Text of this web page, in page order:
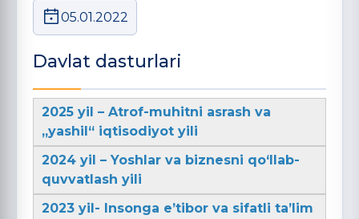
05.01.2022
Davlat dasturlari
2025 yil – Atrof-muhitni asrash va
„yashil“ iqtisodiyot yili
2024 yil – Yoshlar va biznesni qo‘llab-
quvvatlash yili
2023 yil- Insonga e’tibor va sifatli ta’lim